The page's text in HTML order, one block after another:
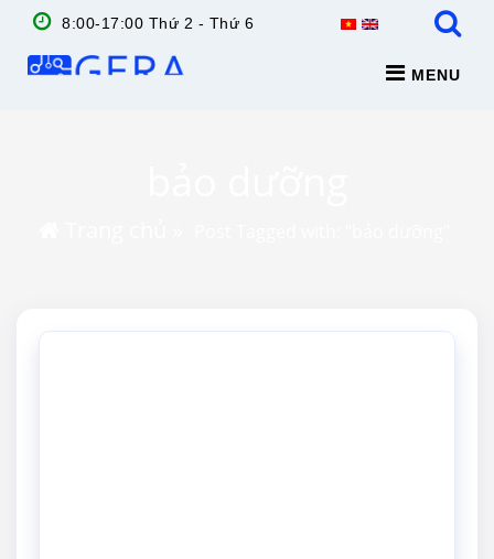
8:00-17:00 Thứ 2 - Thứ 6
MENU